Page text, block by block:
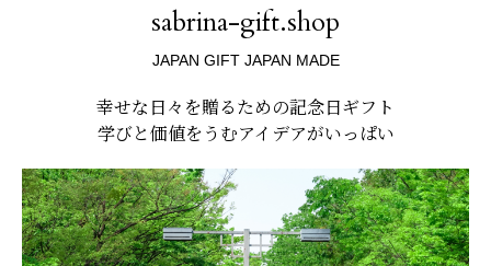
sabrina-gift.shop
JAPAN GIFT JAPAN MADE
幸せな日々を贈るための記念日ギフト
学びと価値をうむアイデアがいっぱい